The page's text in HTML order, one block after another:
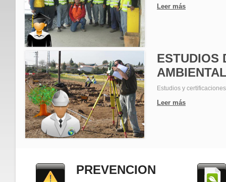
Leer más
ESTUDIOS
Estudios y
Leer más
PREVENCION